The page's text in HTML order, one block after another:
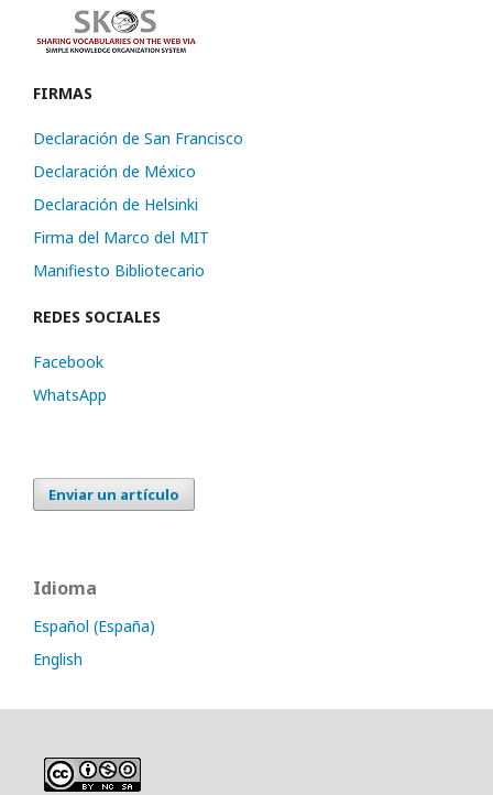
FIRMAS
Declaración de San Francisco
Declaración de México
Declaración de Helsinki
Firma del Marco del MIT
Manifiesto Bibliotecario
REDES SOCIALES
Facebook
WhatsApp
Enviar un artículo
Idioma
Español (España)
English